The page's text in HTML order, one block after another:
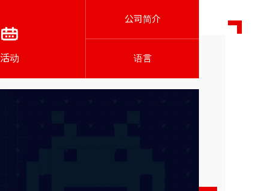
活动
公司简介
语言